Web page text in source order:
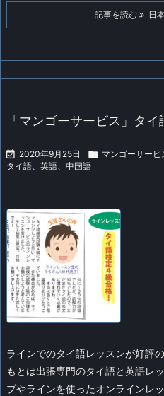
記事を読む 日
「マンゴーサービス」タ
 2020年9月25日  マンゴーサービ
タイ語、英語、中国語
ラインでのタイ語レッスンが好評
もとは出張専門のタイ語と英語レ
プやラインを使ったオンラインレ